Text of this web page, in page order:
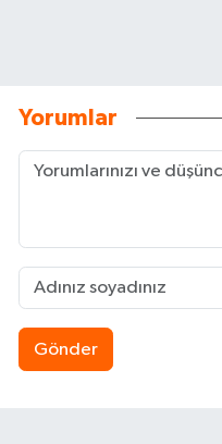
Yorumlar
Gönder